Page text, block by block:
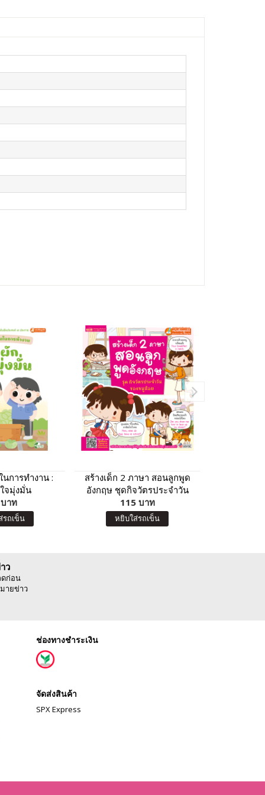
การทำงาน :
จมุ่งมั่น
าท
รถเข็น
สร้างเด็ก 2 ภาษา สอนลูกพูด
อังกฤษ ชุดกิจวัตรประจำวัน
ของหนูน้อย (ฉบับปรับปรุง)
115 บาท
หยิบใส่รถเข็น
ว
ก่อน
ายข่าว
ช่องทางชำระเงิน
จัดส่งสินค้า
SPX Express